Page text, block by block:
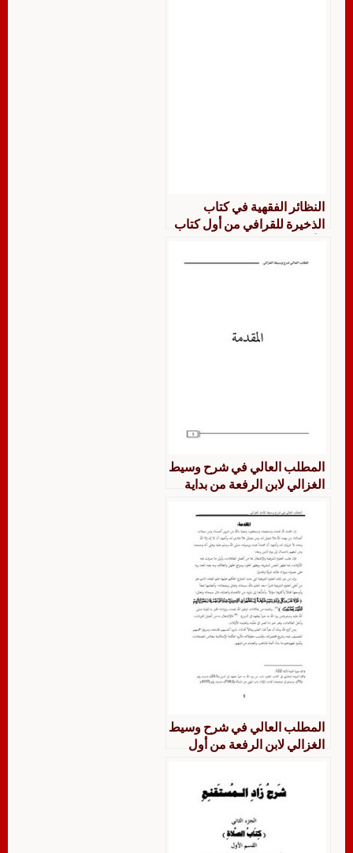
النظائر الفقهية في كتاب
الذخيرة للقرافي من أول كتاب
ودراسة
المطلب العالي في شرح وسيط
الغزالي لابن الرفعة من بداية
والذبائح إلى نهاية القسم الأول
من كتاب الضحايا دراسة
وتحقيقا
المطلب العالي في شرح وسيط
الغزالي لابن الرفعة من أول
الباب الأول من كتاب الشهادات